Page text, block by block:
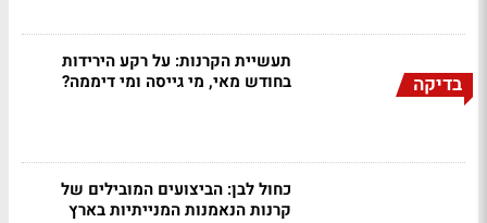
בדיקה
תעשיית הקרנות: על רקע הירידות
בחודש מאי, מי גייסה ומי דיממה?
כחול לבן: הביצועים המובילים של
קרנות הנאמנות המנייתיות בארץ